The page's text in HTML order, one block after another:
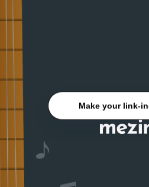
Make your link-